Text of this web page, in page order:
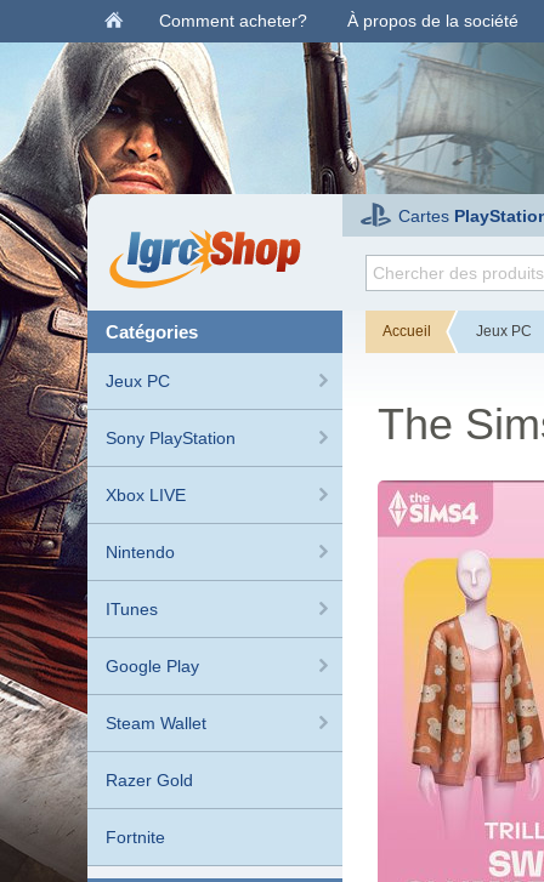
Comment acheter? À propos de la société
Cartes
catégories
Jeux PC
Sony PlayStation
Xbox LIVE
Nintendo
ITunes
Google Play
Steam Wallet
Razer Gold
Fortnite
Accueil Jeux PC
The